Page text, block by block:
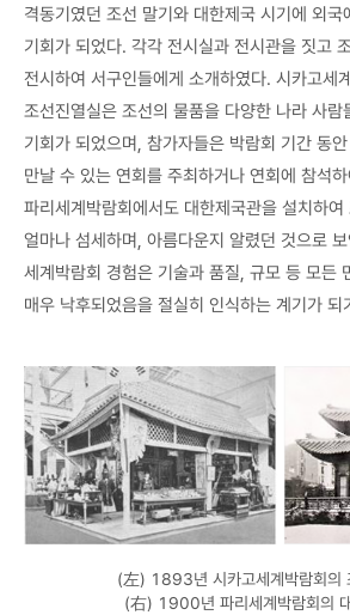
격동기였던 조선 말기와 대한제국 시기에 외
기회가 되었다. 각각 전시실과 전시관을 짓고
전시하여 서구인들에게 소개하였다. 시카고세
조선진열실은 조선의 물품을 다양한 나라 사람
기회가 되었으며, 참가자들은 박람회 기간 동
만날 수 있는 연회를 주최하거나 연회에 참석
파리세계박람회에서도 대한제국관을 설치하
얼마나 섬세하며, 아름다운지 알렸던 것으로
세계박람회 경험은 기술과 품질, 규모 등 모든
매우 낙후되었음을 절실히 인식하는 계기가 되
(左) 1893년 시카고세계박람회의
(右) 1900년 파리세계박람회의